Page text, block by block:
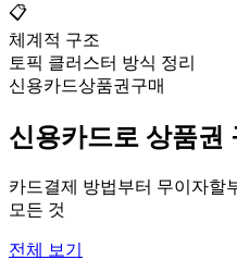
📋
체계적 구조
토픽 클러스터 방식 정리
신용카드상품권구매
신용카드로 상품권
카드결제 방법부터 무이자할
모든 것
전체 보기